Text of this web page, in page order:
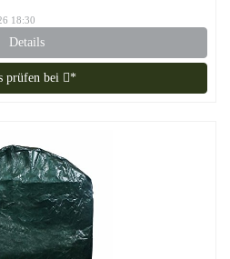
18:30
Details
prüfen bei *